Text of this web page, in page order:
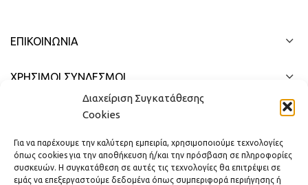
Διαχείριση Συγκατάθεσης
Cookies
Για να παρέχουμε την καλύτερη εμπειρία, χρησιμοποιούμε τεχνολογίες
όπως cookies για την αποθήκευση ή/και την πρόσβαση σε πληροφορίες
συσκευών. Η συγκατάθεση σε αυτές τις τεχνολογίες θα επιτρέψει σε
εμάς να επεξεργαστούμε δεδομένα όπως συμπεριφορά περιήγησης ή
ΕΠΙΚΟΙΝΩΝΊΑ
ΧΡΗΣΙΜΟΙ ΣΥΝΔΕΣΜΟΙ
ΓΡΉΓΟΡΟ ΜΕΝΟΎ